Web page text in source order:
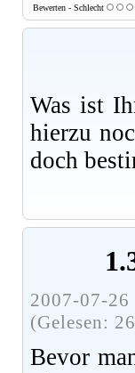
Bewerten - Schlecht
Was ist
hierzu
doch
2007-07-
(Gelesen:
Bevor